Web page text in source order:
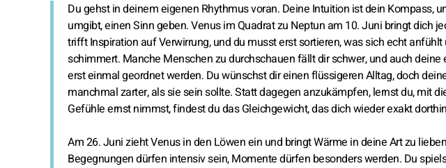
Du gehst in deinem eigenen Rhythmus voran. Deine Intuition ist dein Kompass,
umgibt, einen Sinn geben. Venus im Quadrat zu Neptun am 10. Juni bringt dich
trifft Inspiration auf Verwirrung, und du musst erst sortieren, was sich echt
schimmert. Manche Menschen zu durchschauen fällt dir schwer, und auch
erst einmal geordnet werden. Du wünschst dir einen flüssigeren Alltag, doch
manchmal zarter, als sie sein sollte. Statt dagegen anzukämpfen, lernst du, mit
Gefühle ernst nimmst, findest du das Gleichgewicht, das dich wieder exakt
Am 26. Juni zieht Venus in den Löwen ein und bringt Wärme in deine Art zu
Begegnungen dürfen intensiv sein, Momente dürfen besonders werden. Du